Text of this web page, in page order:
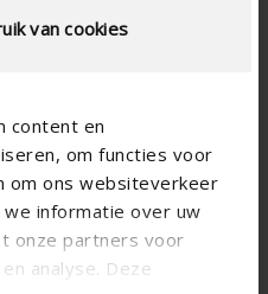
van cookies
content en
om functies voor
om ons websiteverkeer
informatie over uw
onze partners voor
analyse. Deze
60
50
-
IP2XD